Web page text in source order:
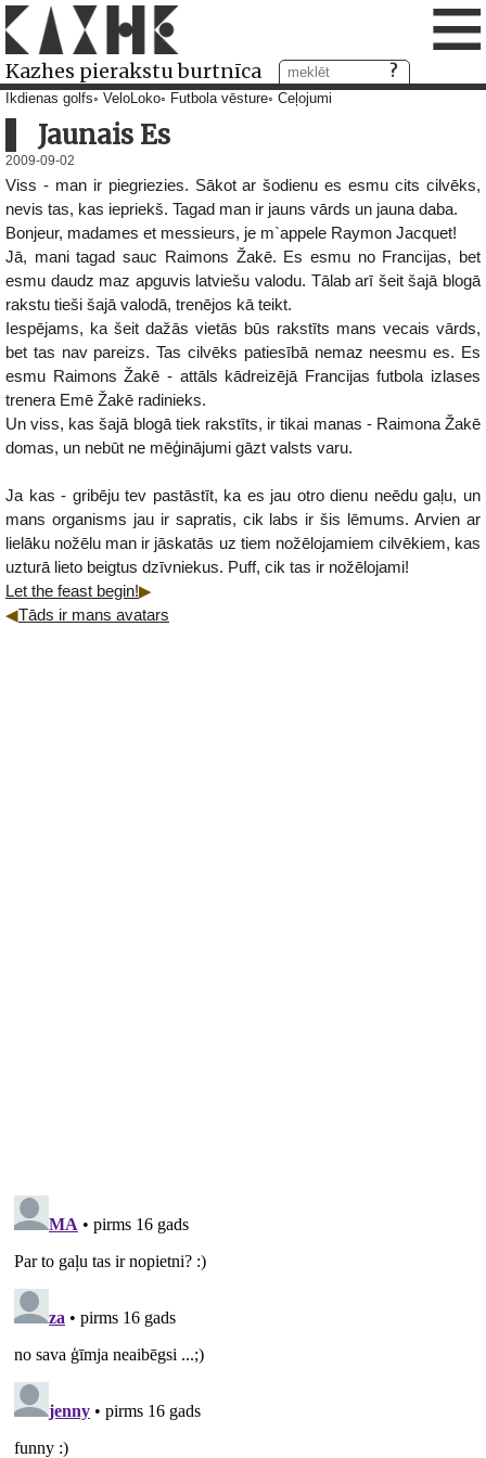
Kazhes pierakstu burtnīca ≡
Ikdienas golfs VeloLoko Futbola vēsture Ceļojumi
Jaunais Es
2009-09-02
Viss - man ir piegriezies. Sākot ar šodienu es esmu cits cilvēks,
nevis tas, kas iepriekš. Tagad man ir jauns vārds un jauna daba.
Bonjeur, madames et messieurs, je m`appele Raymon Jacquet!
Jā, mani tagad sauc Raimons Žakē. Es esmu no Francijas, bet
esmu daudz maz apguvis latviešu valodu. Tālab arī šeit šajā blogā
rakstu tieši šajā valodā, trenējos kā teikt.
Iespējams, ka šeit dažās vietās būs rakstīts mans vecais vārds,
bet tas nav pareizs. Tas cilvēks patiesībā nemaz neesmu es. Es
esmu Raimons Žakē - attāls kādreizējā Francijas futbola izlases
trenera Emē Žakē radinieks.
Un viss, kas šajā blogā tiek rakstīts, ir tikai manas - Raimona Žakē
domas, un nebūt ne mēģinājumi gāzt valsts varu.
Ja kas - gribēju tev pastāstīt, ka es jau otro dienu neēdu gaļu, un
mans organisms jau ir sapratis, cik labs ir šis lēmums. Arvien ar
lielāku nožēlu man ir jāskatās uz tiem nožēlojamiem cilvēkiem, kas
uzturā lieto beigtus dzīvniekus. Puff, cik tas ir nožēlojami!
Let the feast begin!
Tāds ir mans avatars